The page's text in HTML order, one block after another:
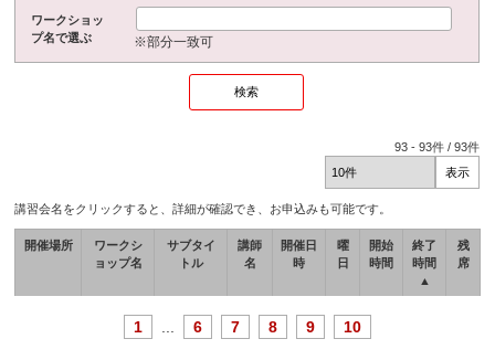
ワークショッ
プ名で選ぶ
※部分一致可
93 -93件 /93件
講習会名をクリックすると、詳細が確認でき、お申込みも可能です。
開催場所
ワークシ
ョップ名
サブタイ
トル
講師
名
開催日
時
曜
日
開始
時間
終了
時間
▲
残
席
1 6 7 8 9 10